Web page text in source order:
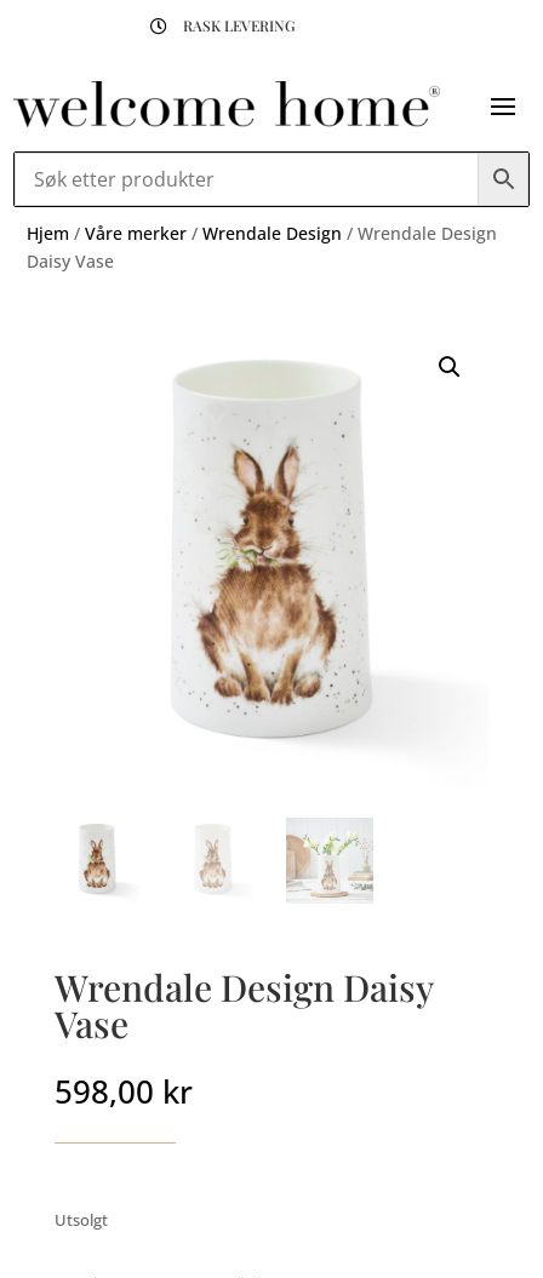
 RASK LEVERING
Hjem /Våre merker /Wrendale Design / Wrendale Design
Daisy Vase
Wrendale Design Daisy
Vase
598,00 kr
Utsolgt